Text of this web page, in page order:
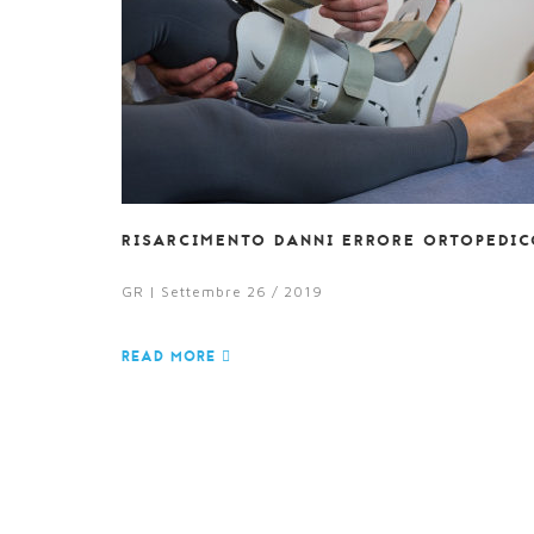
RISARCIMENTO DANNI ERRORE
GR | Settembre 26 / 2019
READ MORE